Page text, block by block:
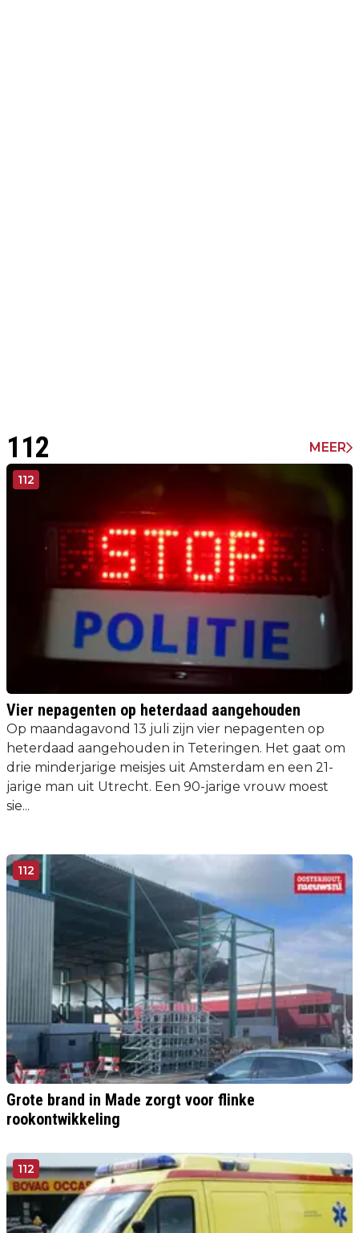
112 MEER
112
Vier nepagenten op heterdaad aangehouden
Op maandagavond 13 juli zijn vier nepagenten op
heterdaad aangehouden in Teteringen. Het gaat om
drie minderjarige meisjes uit Amsterdam en een 21-
jarige man uit Utrecht. Een 90-jarige vrouw moest
sie...
112
Grote brand in Made zorgt voor flinke
rookontwikkeling
112